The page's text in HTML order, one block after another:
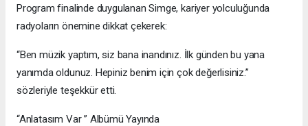
Program finalinde duygulanan Simge, kariyer yolculuğunda
radyoların önemine dikkat çekerek:
“Ben müzik yaptım, siz bana inandınız. İlk günden bu yana
yanımda oldunuz. Hepiniz benim için çok değerlisiniz.”
sözleriyle teşekkür etti.
“Anlatasım Var ” Albümü Yayında